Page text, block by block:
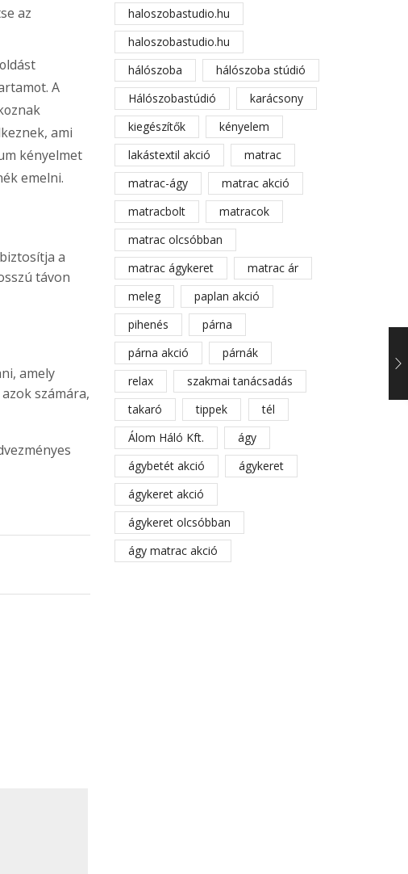
az
A
ami
kényelmet
emelni.
a
távon
amely
számára,
haloszobastudio.hu
haloszobastudio.hu
hálószoba
hálószoba stúdió
Hálószobastúdió
karácsony
kiegészítők
kényelem
lakástextil akció
matrac
matrac-ágy
matrac akció
matracbolt
matracok
matrac olcsóbban
matrac ágykeret
matrac ár
meleg
paplan akció
pihenés
párna
párna akció
párnák
relax
szakmai tanácsadás
takaró
tippek
tél
Álom Háló Kft.
ágy
ágybetét akció
ágykeret
ágykeret akció
ágykeret olcsóbban
ágy matrac akció